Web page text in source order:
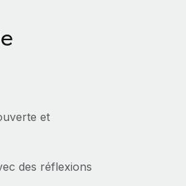
et
des réflexions